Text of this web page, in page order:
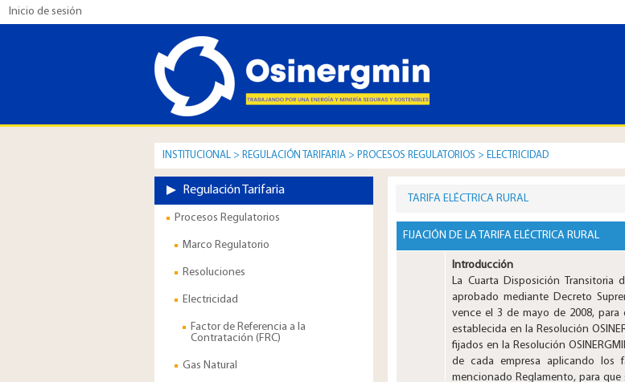
Inicio de sesión
INSTITUCIONAL > REGULACIÓN TARIFARIA > PROCESOS REGULATORIOS > ELECTRICIDAD
TARIFA ELÉCTRICA RURAL
​​​​​FIJACIÓN DE LA TARIFA ELÉCTRICA RURAL
Introducción
La Cuarta Disposición Transitoria
aprobado mediante Decreto
vence el 3 de mayo de 2008,
establecida en la Resolución
fijados en la Resolución
de cada empresa aplicando los
mencionado Reglamento, para
Regulación Tarifaria
Procesos Regulatorios
Marco Regulatorio
Resoluciones
Electricidad
Factor de Referencia a la
Contratación (FRC)
Gas Natural